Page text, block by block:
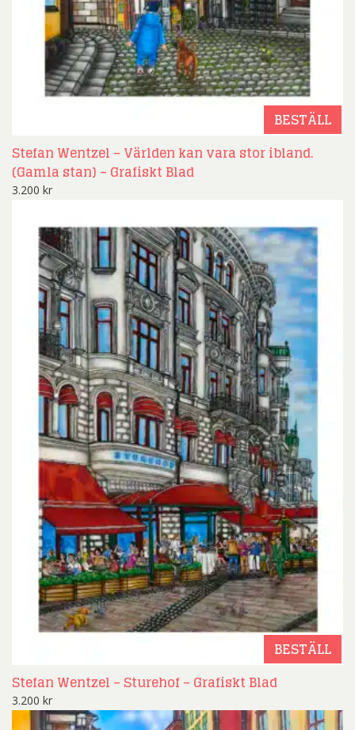
BESTÄLL
Stefan Wentzel – Världen kan vara stor ibland.
(Gamla stan) – Grafiskt Blad
3.200 kr
BESTÄLL
Stefan Wentzel – Sturehof – Grafiskt Blad
3.200 kr